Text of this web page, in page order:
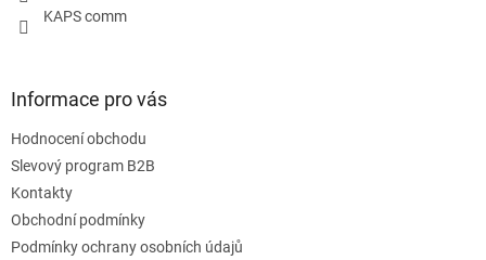
KAPS comm
Informace pro vás
Hodnocení obchodu
Slevový program B2B
Kontakty
Obchodní podmínky
Podmínky ochrany osobních údajů